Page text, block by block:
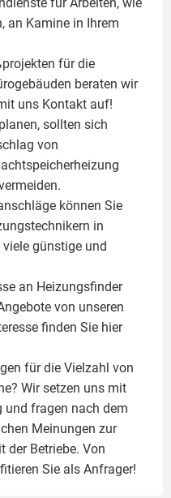
an Kamine in Ihrem
für die
beraten wir
uns Kontakt auf!
sollten sich
von
können Sie
in
günstige und
an Heizungsfinder
von unseren
finden Sie hier
für die Vielzahl von
Wir setzen uns mit
und fragen nach dem
Meinungen zur
der Betriebe. Von
Sie als Anfrager!